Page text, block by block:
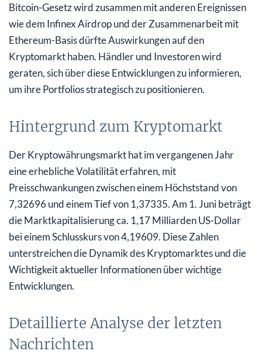
Bitcoin-Gesetz wird zusammen mit anderen Ereignissen
wie dem Infinex Airdrop und der Zusammenarbeit mit
Ethereum-Basis dürfte Auswirkungen auf den
Kryptomarkt haben. Händler und Investoren wird
geraten, sich über diese Entwicklungen zu informieren,
um ihre Portfolios strategisch zu positionieren.
Hintergrund zum Kryptomarkt
Der Kryptowährungsmarkt hat im vergangenen Jahr
eine erhebliche Volatilität erfahren, mit
Preisschwankungen zwischen einem Höchststand von
7,32696 und einem Tief von 1,37335. Am 1. Juni beträgt
die Marktkapitalisierung ca. 1,17 Milliarden US-Dollar
bei einem Schlusskurs von 4,19609. Diese Zahlen
unterstreichen die Dynamik des Kryptomarktes und die
Wichtigkeit aktueller Informationen über wichtige
Entwicklungen.
Detaillierte Analyse der letzten
Nachrichten